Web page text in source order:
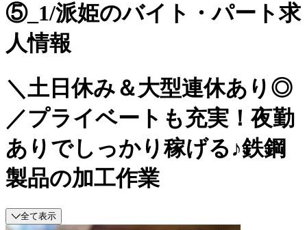
⑤_1/派姫のバイト・パート求
人情報
＼土日休み＆大型連休あり◎
／プライベートも充実！夜勤
ありでしっかり稼げる♪鉄鋼
製品の加工作業
全て表示